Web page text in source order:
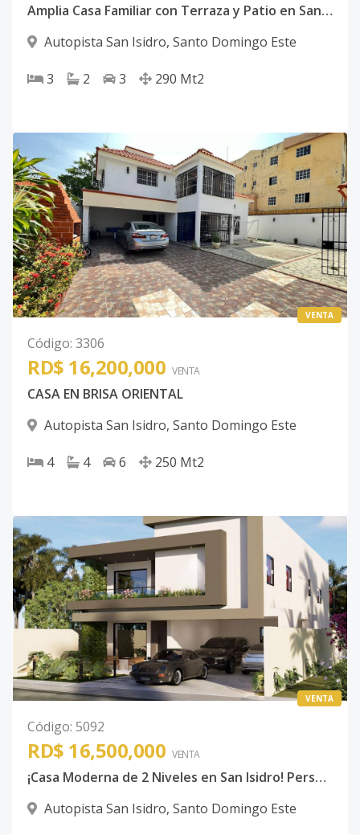
Amplia Casa Familiar con Terraza y Patio en San Isidro, Santo Domingo Este
Autopista San Isidro, Santo Domingo Este
3 2 3 290 Mt2
VENTA
Código: 3306
RD$ 16,200,000 VENTA
CASA EN BRISA ORIENTAL
Autopista San Isidro, Santo Domingo Este
4 4 6 250 Mt2
VENTA
Código: 5092
RD$ 16,500,000 VENTA
¡Casa Moderna de 2 Niveles en San Isidro! Personaliza tu Espacio
Autopista San Isidro, Santo Domingo Este